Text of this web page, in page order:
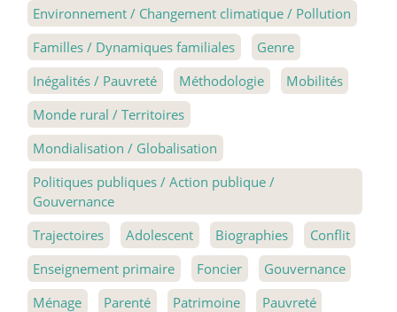
Environnement / Changement climatique / Pollution
Familles / Dynamiques familiales
Genre
Inégalités / Pauvreté
Méthodologie
Mobilités
Monde rural / Territoires
Mondialisation / Globalisation
Politiques publiques / Action publique /
Gouvernance
Trajectoires
Adolescent Biographies
Conflit
Enseignement primaire
Foncier
Gouvernance
Ménage
Parenté Patrimoine
Pauvreté